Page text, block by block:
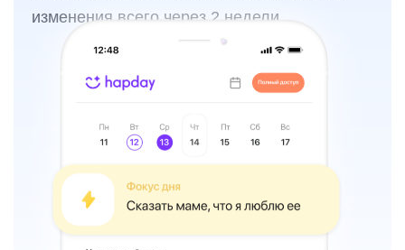
изменения всего через 2 недели.